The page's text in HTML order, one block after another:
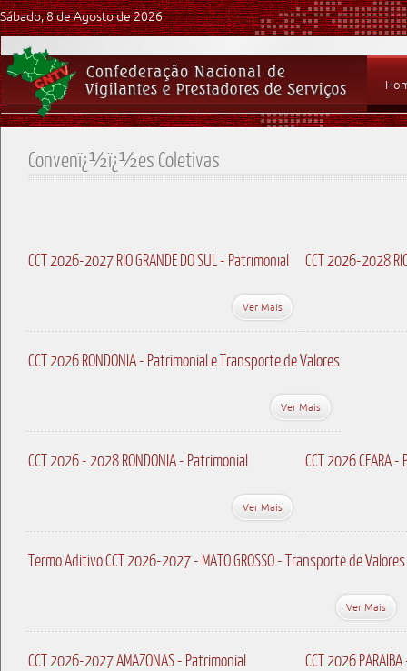
Sábado, 8 de Agosto de 2026
Convenï¿½ï¿½es Coletivas
CCT 2026-2027 RIO GRANDE DO SUL - Patrimonial
Ver Mais
CCT 2026-2028
CCT 2026 RONDONIA - Patrimonial e Transporte de Valores
Ver Mais
CCT 2026 - 2028 RONDONIA - Patrimonial
Ver Mais
CCT 2026 CEARA
Termo Aditivo CCT 2026-2027 - MATO GROSSO - Transporte de Valores
Ver Mais
CCT 2026-2027 AMAZONAS - Patrimonial CCT 2026